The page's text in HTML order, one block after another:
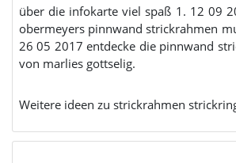
über die infokarte viel spaß 1. 12 09
obermeyers pinnwand strickrahmen
26 05 2017 entdecke die pinnwand
von marlies gottselig.
Weitere ideen zu strickrahmen